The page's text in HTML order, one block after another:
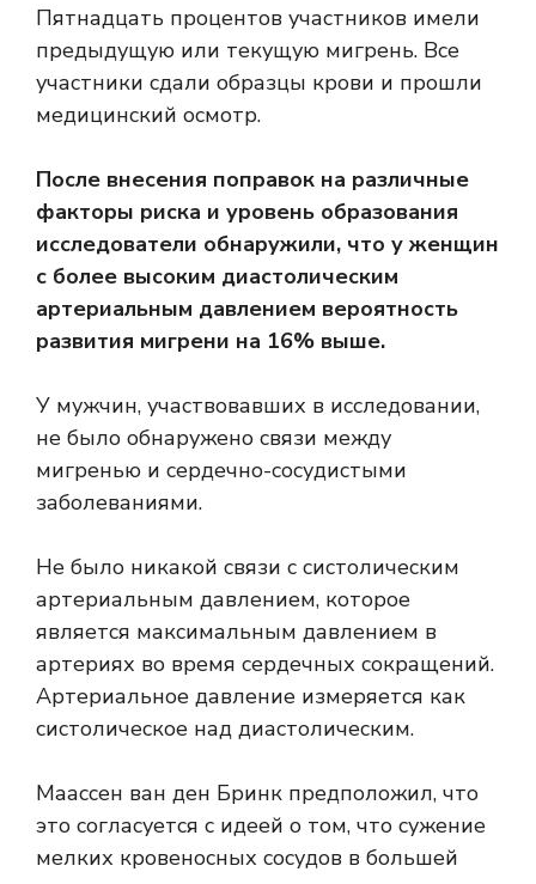
Пятнадцать процентов участников имели
предыдущую или текущую мигрень. Все
участники сдали образцы крови и прошли
медицинский осмотр.
После внесения поправок на различные
факторы риска и уровень образования
исследователи обнаружили, что у женщин
с более высоким диастолическим
артериальным давлением вероятность
развития мигрени на 16% выше.
У мужчин, участвовавших в исследовании,
не было обнаружено связи между
мигренью и сердечно-сосудистыми
заболеваниями.
Не было никакой связи с систолическим
артериальным давлением, которое
является максимальным давлением в
артериях во время сердечных сокращений.
Артериальное давление измеряется как
систолическое над диастолическим.
Маассен ван ден Бринк предположил, что
это согласуется с идеей о том, что сужение
мелких кровеносных сосудов в большей